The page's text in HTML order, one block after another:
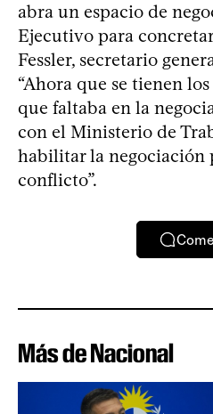
abra un espacio de
Ejecutivo para
Fessler, secretario
“Ahora que se tienen
que faltaba en la
con el Ministerio de
habilitar la negociación
conflicto”.
Más de Nacional